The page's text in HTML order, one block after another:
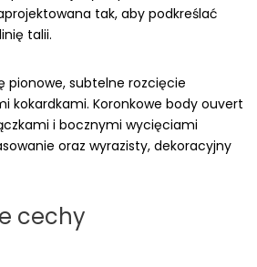
tak, aby podkreślać
talii.
pionowe, subtelne rozcięcie
kokardkami. Koronkowe body ouvert
i bocznymi wycięciami
oraz wyrazisty, dekoracyjny
cechy